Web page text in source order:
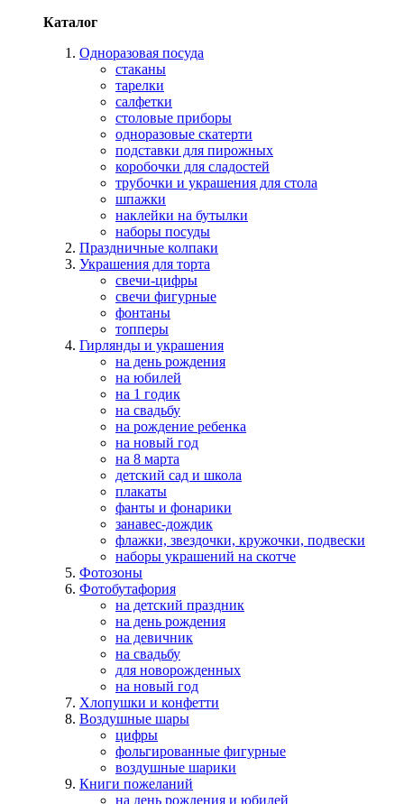
Каталог
Одноразовая посуда
стаканы
тарелки
салфетки
столовые приборы
одноразовые скатерти
подставки для пирожных
коробочки для сладостей
трубочки и украшения для стола
шпажки
наклейки на бутылки
наборы посуды
Праздничные колпаки
Украшения для торта
свечи-цифры
свечи фигурные
фонтаны
топперы
Гирлянды и украшения
на день рождения
на юбилей
на 1 годик
на свадьбу
на рождение ребенка
на новый год
на 8 марта
детский сад и школа
плакаты
фанты и фонарики
занавес-дождик
флажки, звездочки, кружочки, подвески
наборы украшений на скотче
Фотозоны
Фотобутафория
на детский праздник
на день рождения
на девичник
на свадьбу
для новорожденных
на новый год
Хлопушки и конфетти
Воздушные шары
цифры
фольгированные фигурные
воздушные шарики
Книги пожеланий
на день рождения и юбилей